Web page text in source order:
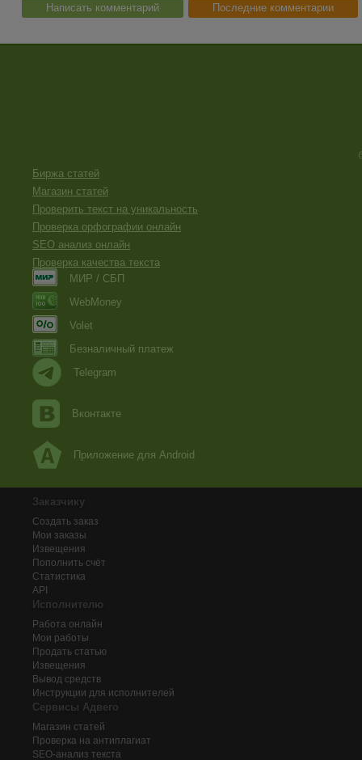
Написать комментарий Последние комментарии
Биржа статей
Магазин статей
Проверить текст на уникальность
Проверка орфографии онлайн
SEO анализ онлайн
Проверка качества текста
МИР / СБП
WebMoney
Volet
Безналичный платеж
Telegram
Вконтакте
Приложение для Android
Заказчику
Создать заказ
Мои заказы
Извещения
Пополнить счёт
Статистика
API
Исполнителю
Работа онлайн
Мои работы
Продать статью
Извещения
Вывод средств
Инструкции для исполнителей
Сервисы Адвего
Магазин статей
Проверка на антиплагиат
SEO-анализ текста